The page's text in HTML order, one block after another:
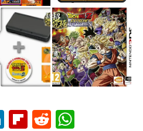
LinkedIn
Flipboard
Reddit